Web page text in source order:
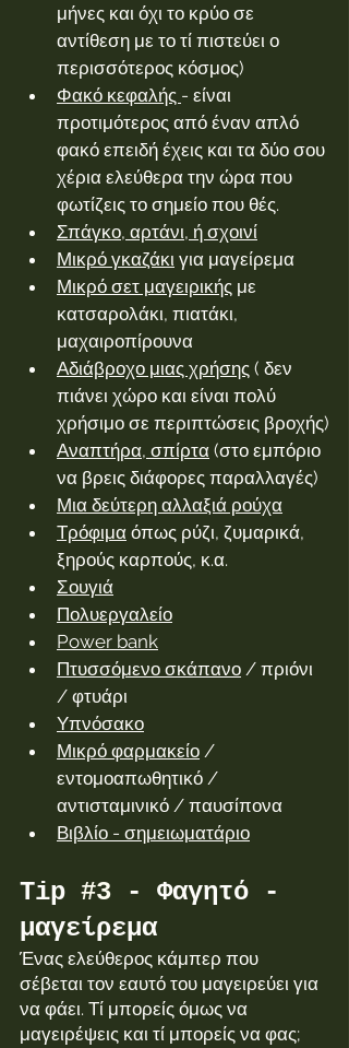
μήνες και όχι το κρύο σε
αντίθεση με το τί πιστεύει ο
περισσότερος κόσμος)
Φακό κεφαλής - είναι
προτιμότερος από έναν απλό
φακό επειδή έχεις και τα δύο σου
χέρια ελεύθερα την ώρα που
φωτίζεις το σημείο που θές.
Σπάγκο, αρτάνι, ή σχοινί
Μικρό γκαζάκι για μαγείρεμα
Μικρό σετ μαγειρικής με
κατσαρολάκι, πιατάκι,
μαχαιροπίρουνα
Αδιάβροχο μιας χρήσης ( δεν
πιάνει χώρο και είναι πολύ
χρήσιμο σε περιπτώσεις βροχής)
Αναπτήρα, σπίρτα (στο εμπόριο
να βρεις διάφορες παραλλαγές)
Μια δεύτερη αλλαξιά ρούχα
Τρόφιμα όπως ρύζι, ζυμαρικά,
ξηρούς καρπούς, κ.α.
Σουγιά
Πολυεργαλείο
Power bank
Πτυσσόμενο σκάπανο / πριόνι
/ φτυάρι
Υπνόσακο
Μικρό φαρμακείο /
εντομοαπωθητικό /
αντισταμινικό / παυσίπονα
Βιβλίο - σημειωματάριο
Tip #3 - Φαγητό -
μαγείρεμα
Ένας ελεύθερος κάμπερ που
σέβεται τον εαυτό του μαγειρεύει για
να φάει. Τί μπορείς όμως να
μαγειρέψεις και τί μπορείς να φας;